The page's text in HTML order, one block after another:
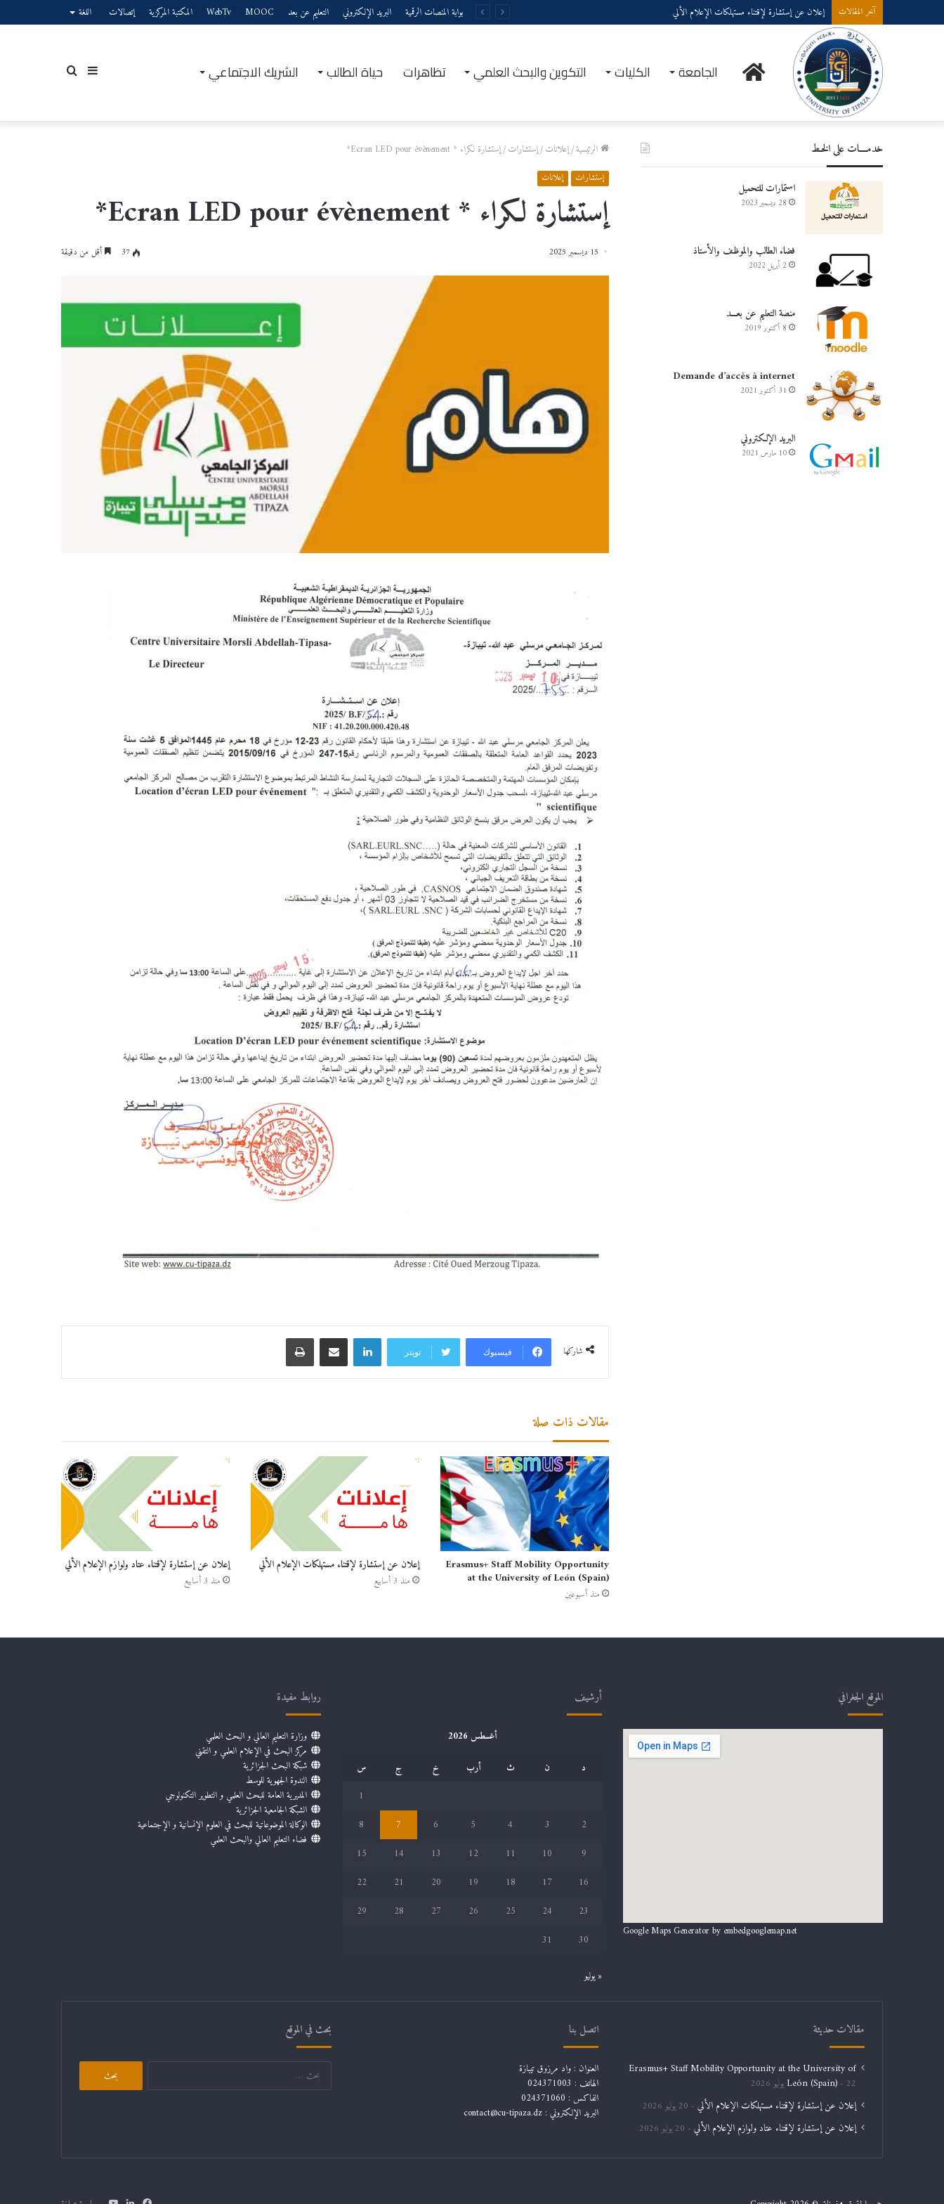
آخر المقالات إعلان عن إستشارة لإقتناء عتاد ولوازم الإعلام الألي بوابة المنصات الرقمية البريد الإلكتروني التعليم عن بعد MOOC
WebTv المكتبة المركزية إتصالات اللغة
الرئيسيةالجامعة الكليات التكوين والبحث العلمي تظاهرات حياة الطالب الشريك الاجتماعي بحثإضافة
الرئيسية/إعلانات/إستشارات/إستشارة لكراء * Ecran LED pour évènement*
إستشارات إعلانات
إستشارة لكراء * Ecran LED pour évènement*
15 ديسمبر 2025 37 أقل من دقيقة
شاركها فيسبوك تويتر
لينكدإن مشاركة عبر البريد طباعة
مقالات ذات صلة
Erasmus+ Staff Mobility Opportunity
at the University of León (Spain)
منذ أسبوعين
إعلان عن إستشارة لإقتناء مستهلكات الإعلام الألي
منذ 3 أسابيع
إعلان عن إستشارة لإقتناء عتاد ولوازم الإعلام الألي
منذ 3 أسابيع
خدمــــات على الخـط
استمارات للتحميل
28 ديسمبر 2023
فضاء الطالب والموظف والأستاذ
2 أبريل 2022
منصة التعليم عن بعـــد
8 أكتوبر 2019
Demande d’accès à internet
31 أكتوبر 2021
البريد الإلكتروني
10 مارس 2021
الموقع الجغرافي
Google Maps Generator by embedgooglemap.net
أرشيف
أغسطس 2026
د
ن ث أرب خ ج
س
1
2
3
4
5
6
7
8
9
10
11
12
13
14
15
16
17
18
19
20
21
22
23
24
25
26
27
28
29
30
31
« يوليو
روابط مفيدة
وزارة التعليم العالي و البحث العلمي
مركز البحث في الإعلام العلمي و التقني
شبكة البحث الجزائرية
الندوة الجهوية للوسط
المديرية العامة للبحث العلمي و التطوير التكنولوجي
الشبكة الجامعية الجزائرية
الوكالة الموضوعاتية للبحث في العلوم الإنسانية و الإجتماعية
فضاء التعليم العالي والبحث العلمي
مقالات حديثة
Erasmus+ Staff Mobility Opportunity at the University of
León (Spain)
22 يوليو 2026
إعلان عن إستشارة لإقتناء مستهلكات الإعلام الألي 20 يوليو 2026
إعلان عن إستشارة لإقتناء عتاد ولوازم الإعلام الألي 20 يوليو 2026
اتصل بنا
العنوان : واد مرزوق تيبازة
الهاتف : 024371003
الفاكس : 024371060
البريد الإلكتروني :contact@cu-tipaza.dz
بحث في الموقع
البحث